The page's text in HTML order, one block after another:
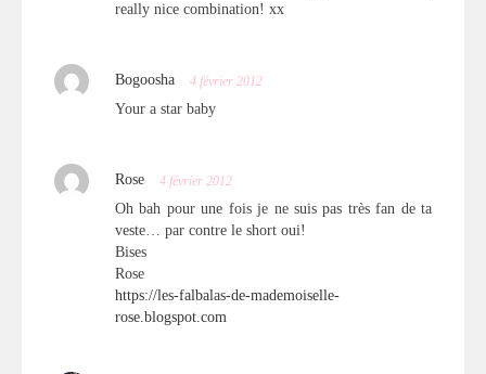
really nice combination! xx
Bogoosha 4 février 2012
Your a star baby
Rose 4 février 2012
Oh bah pour une fois je ne suis pas très fan de ta
veste… par contre le short oui!
Bises
Rose
https://les-falbalas-de-mademoiselle-
rose.blogspot.com